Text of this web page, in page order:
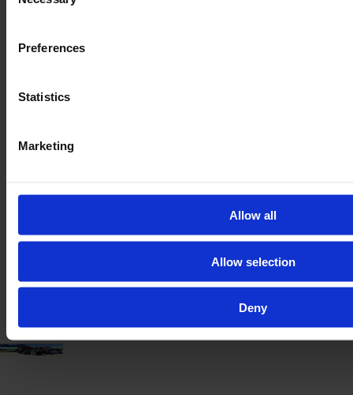
Preferences
Statistics
Marketing
Allow all
Allow selection
Deny
JOHN DEERE 6195 R
64.000 €